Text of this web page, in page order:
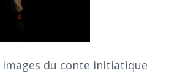
images du conte initiatique